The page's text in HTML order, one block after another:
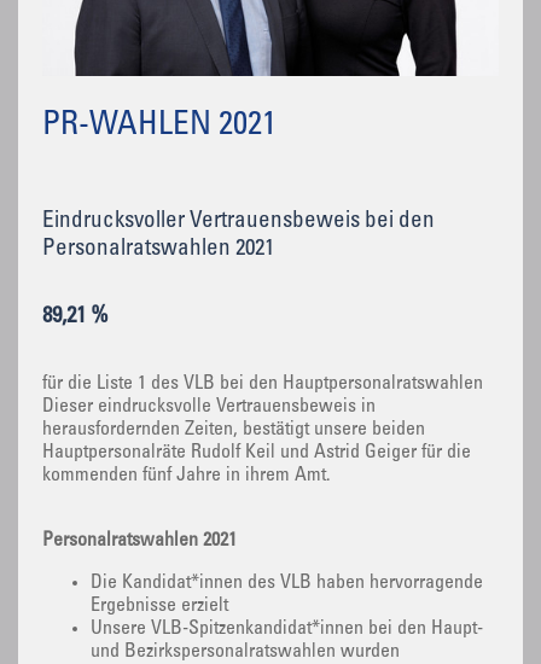
PR-WAHLEN 2021
Eindrucksvoller Vertrauensbeweis bei den
Personalratswahlen 2021
89,21 %
für die Liste 1 des VLB bei den Hauptpersonalratswahlen
Dieser eindrucksvolle Vertrauensbeweis in
herausfordernden Zeiten, bestätigt unsere beiden
Hauptpersonalräte Rudolf Keil und Astrid Geiger für die
kommenden fünf Jahre in ihrem Amt.
Personalratswahlen 2021
Die Kandidat*innen des VLB haben hervorragende
Ergebnisse erzielt
Unsere VLB-Spitzenkandidat*innen bei den Haupt-
und Bezirkspersonalratswahlen wurden